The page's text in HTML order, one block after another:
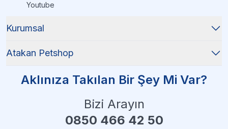
Youtube
Kurumsal
Atakan Petshop
Aklınıza Takılan Bir Şey Mi Var?
Bizi Arayın
0850 466 42 50